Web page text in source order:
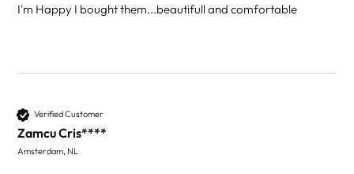
I'm Happy I bought them...beautifull and comfortable
Verified Customer
Zamcu Cris****
Amsterdam, NL